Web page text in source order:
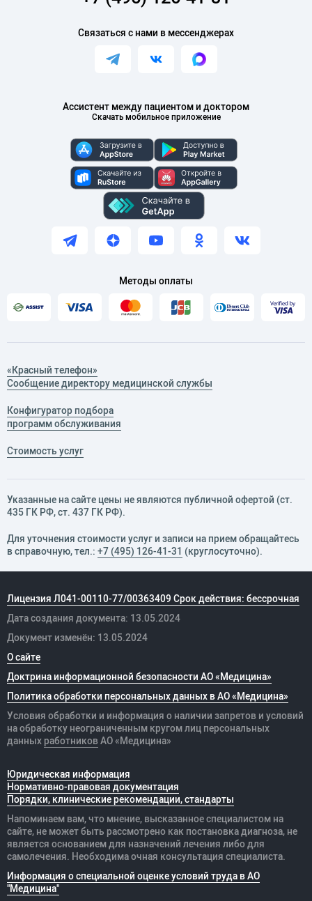
Ассистент между пациентом и доктором
Скачать мобильное приложение
Связаться с нами в мессенджерах
Методы оплаты
«Красный телефон»
Сообщение директору медицинской службы
Конфигуратор подбора
программ обслуживания
Стоимость услуг
Указанные на сайте цены не являются публичной офертой (ст.
435 ГК РФ, cт. 437 ГК РФ).
Для уточнения стоимости услуг и записи на прием обращайтесь
в справочную, тел.: +7 (495) 126-41-31 (круглосуточно).
Лицензия Л041-00110-77/00363409 Срок действия: бессрочная
Дата создания документа: 13.05.2024
Документ изменён: 13.05.2024
О сайте
Доктрина информационной безопасности АО «Медицина»
Политика обработки персональных данных в АО «Медицина»
Условия обработки и информация о наличии запретов и условий
на обработку неограниченным кругом лиц персональных
данных работников АО «Медицина»
Юридическая информация
Нормативно-правовая документация
Порядки, клинические рекомендации, стандарты
Напоминаем вам, что мнение, высказанное специалистом на
сайте, не может быть рассмотрено как постановка диагноза, не
является основанием для назначений лечения либо для
самолечения. Необходима очная консультация специалиста.
Информация о специальной оценке условий труда в АО
"Медицина"